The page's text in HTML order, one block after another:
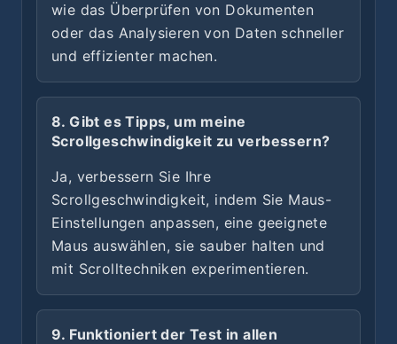
wie das Überprüfen von Dokumenten
oder das Analysieren von Daten schneller
und effizienter machen.
8. Gibt es Tipps, um meine
Scrollgeschwindigkeit zu verbessern?
Ja, verbessern Sie Ihre
Scrollgeschwindigkeit, indem Sie Maus-
Einstellungen anpassen, eine geeignete
Maus auswählen, sie sauber halten und
mit Scrolltechniken experimentieren.
9. Funktioniert der Test in allen